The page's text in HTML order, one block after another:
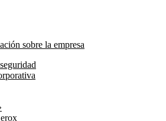
sobre la empresa